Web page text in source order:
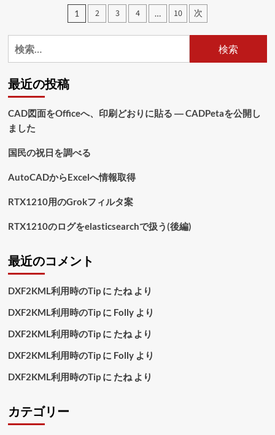
ら
読
投
稿
ペ
ー
ジ
り
1 2 3 4 … 10 次
検
索:
最近の投稿
CAD図面をOfficeへ、印刷どおりに貼る ― CADPetaを公開し
ました
国民の祝日を調べる
AutoCADからExcelへ情報取得
RTX1210用のGrokフィルタ案
RTX1210のログをelasticsearchで扱う(後編)
最近のコメント
DXF2KML利用時のTipに たねより
DXF2KML利用時のTipに Follyより
DXF2KML利用時のTipに たねより
DXF2KML利用時のTipに Follyより
DXF2KML利用時のTipに たねより
カテゴリー